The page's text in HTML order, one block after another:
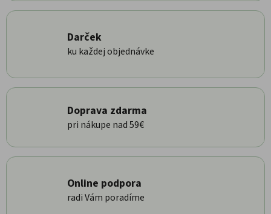
Darček
ku každej objednávke
Doprava zdarma
pri nákupe nad 59€
Online podpora
radi Vám poradíme